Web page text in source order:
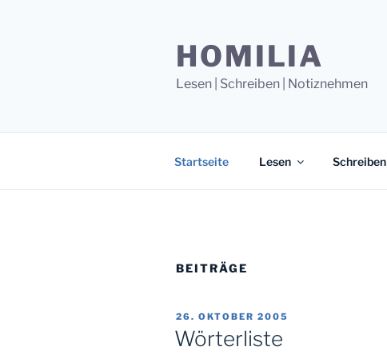
HOMILIA
Lesen | Schreiben | Notiznehmen
Startseite Lesen Schreiben
BEITRÄGE
VERÖFFENTLICHT
AM
26. OKTOBER 2005
Wörterliste